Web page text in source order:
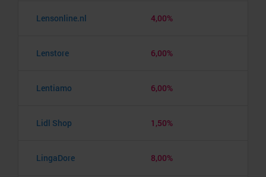
Lensonline.nl 4,00%
Lenstore 6,00%
Lentiamo 6,00%
Lidl Shop 1,50%
LingaDore 8,00%